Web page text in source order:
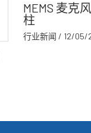
MEMS 麦克
柱
行业新闻 / 12/05/